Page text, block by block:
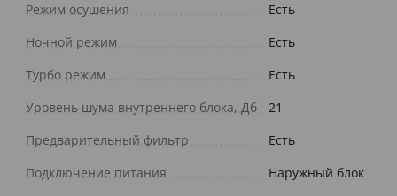
Режим осушения
Есть
Ночной режим
Есть
Турбо режим
Есть
Уровень шума внутреннего блока, Дб
21
Предварительный фильтр
Есть
Подключение питания
Наружный блок